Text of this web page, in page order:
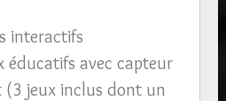
interactifs
éducatifs avec capteur
(3 jeux inclus dont un